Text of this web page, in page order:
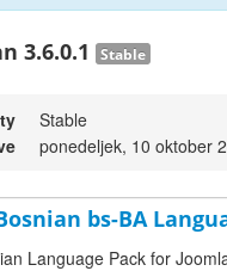
3.6.0.1 Stable
Stable
ponedeljek, 10 oktober
bs-BA
Language Pack for